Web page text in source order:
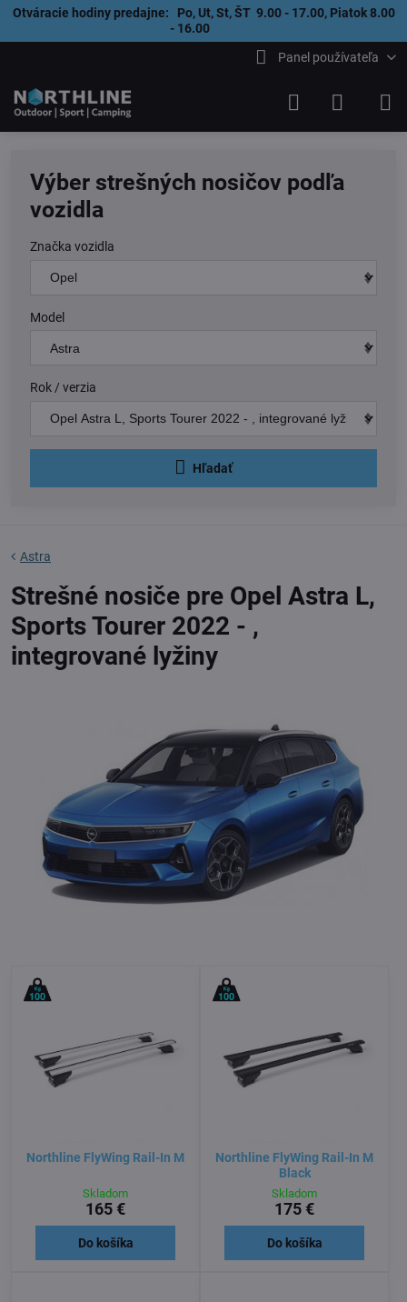
Otváracie hodiny predajne: Po, Ut, St, ŠT 9.00 - 17.00, Piatok 8.00
- 16.00
Panel používateľa
Výber strešných nosičov podľa
vozidla
Značka vozidla
Model
Rok / verzia
Hľadať
Astra
Strešné nosiče pre Opel Astra L,
Sports Tourer 2022 - ,
integrované lyžiny
Northline FlyWing Rail-In M
Skladom
165 €
Do košíka
Northline FlyWing Rail-In M
Black
Skladom
175 €
Do košíka